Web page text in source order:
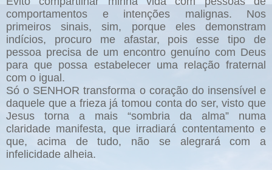
comportamentos e intenções malignas. Nos
primeiros sinais, sim, porque eles demonstram
indícios, procuro me afastar, pois esse tipo de
pessoa precisa de um encontro genuíno com Deus
para que possa estabelecer uma relação fraternal
com o igual.
Só o SENHOR transforma o coração do insensível e
daquele que a frieza já tomou conta do ser, visto que
Jesus torna a mais “sombria da alma” numa
claridade manifesta, que irradiará contentamento e
que, acima de tudo, não se alegrará com a
infelicidade alheia.